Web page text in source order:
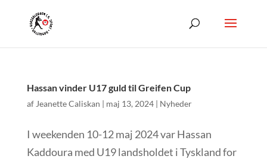
Hassan vinder U17 guld til Greifen Cup
af Jeanette Caliskan | maj 13, 2024| Nyheder
I weekenden 10-12 maj 2024 var Hassan
Kaddoura med U19 landsholdet i Tyskland for